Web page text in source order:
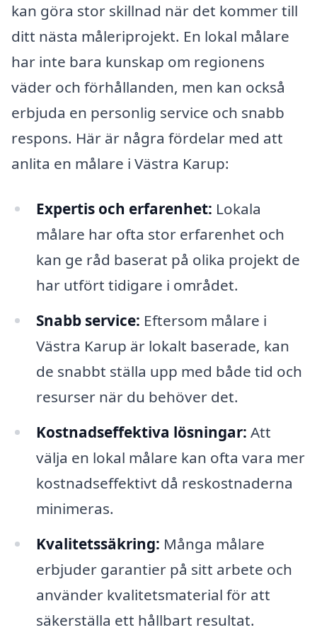
kan göra stor skillnad när det kommer till
ditt nästa måleriprojekt. En lokal målare
har inte bara kunskap om regionens
väder och förhållanden, men kan också
erbjuda en personlig service och snabb
respons. Här är några fördelar med att
anlita en målare i Västra Karup:
Expertis och erfarenhet: Lokala
målare har ofta stor erfarenhet och
kan ge råd baserat på olika projekt de
har utfört tidigare i området.
Snabb service: Eftersom målare i
Västra Karup är lokalt baserade, kan
de snabbt ställa upp med både tid och
resurser när du behöver det.
Kostnadseffektiva lösningar: Att
välja en lokal målare kan ofta vara mer
kostnadseffektivt då reskostnaderna
minimeras.
Kvalitetssäkring: Många målare
erbjuder garantier på sitt arbete och
använder kvalitetsmaterial för att
säkerställa ett hållbart resultat.